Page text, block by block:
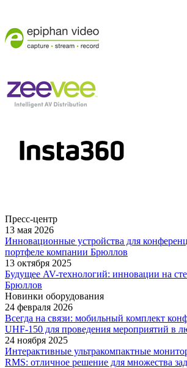
Пресс-центр
13 мая 2026
Инновационные устройства для
портфеле компании Брюллов
13 октября 2025
Будущее AV-технологий: инновации на
Брюллов
Новинки оборудования
24 февраля 2026
Всегда на связи: мобильный комплект
UHF-150 для проведения мероприятий в
24 ноября 2025
Интерактивные ультракомпактные
RMS: отличное решение для множества